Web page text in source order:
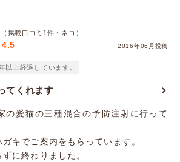
掲載口コミ1件・ネコ）
2016年06月投稿
4.5
以上経過しています。
てくれます
の愛猫の三種混合の予防注射に行って
キでご案内をもらっています。
に終わりました。